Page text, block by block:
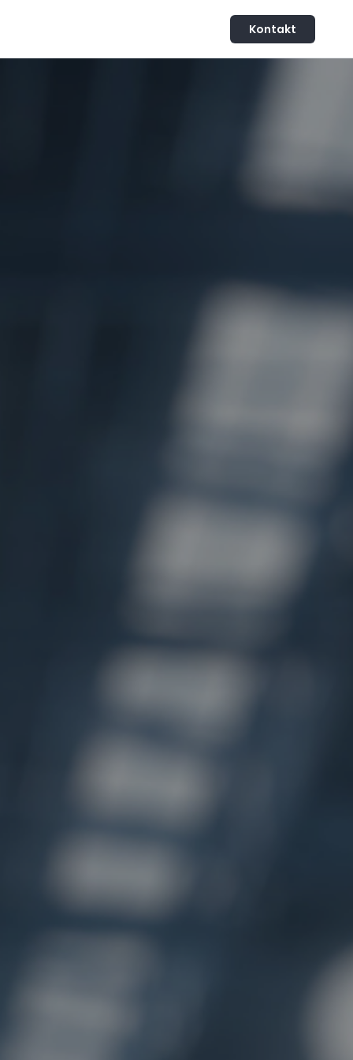
Kontakt